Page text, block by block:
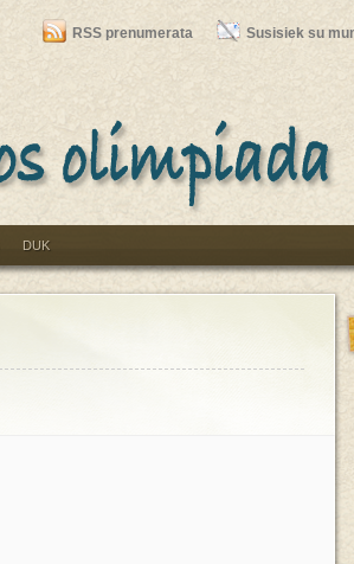
Susisiek su
RSS prenumerata
DUK